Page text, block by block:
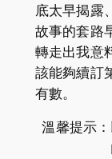
底太早揭露
故事的套路
轉走出我意
該能夠續訂
有數。
溫馨提示：